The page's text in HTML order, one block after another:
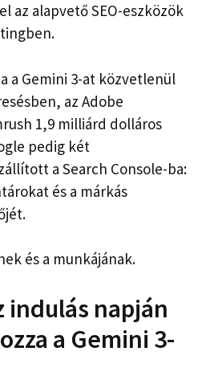
az alapvető SEO-eszközök
a Gemini 3-at közvetlenül
az Adobe
1,9 milliárd dolláros
pedig két
a Search Console-ba:
és a márkás
és a munkájának.
indulás napján
a Gemini 3-